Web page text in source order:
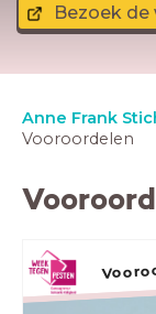
Bezoek
Anne Frank
Vooroordelen